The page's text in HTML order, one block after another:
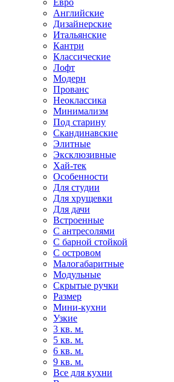
Английские
Дизайнерские
Итальянские
Кантри
Классические
Лофт
Модерн
Прованс
Неоклассика
Минимализм
Под старину
Скандинавские
Элитные
Эксклюзивные
Хай-тек
Особенности
Для студии
Для хрущевки
Для дачи
Встроенные
С антресолями
С барной стойкой
С островом
Малогабаритные
Модульные
Скрытые ручки
Размер
Мини-кухни
Узкие
3 кв. м.
5 кв. м.
6 кв. м.
9 кв. м.
Все для кухни